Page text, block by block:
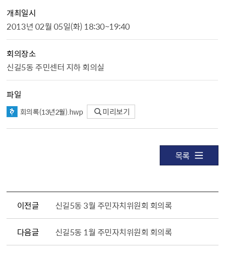
개최일시
2013년 02월 05일(화) 18:30~19:40
회의장소
신길5동 주민센터 지하 회의실
파일
회의록(13년2월).hwp 미리보기
목록
이전글 신길5동 3월 주민자치위원회 회의록
다음글 신길5동 1월 주민자치위원회 회의록